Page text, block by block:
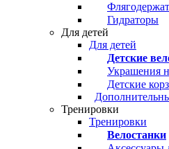
Гидраторы
Для детей
Для детей
Детские
Украшения
Детские
Тренировки
Тренировки
Велостанки